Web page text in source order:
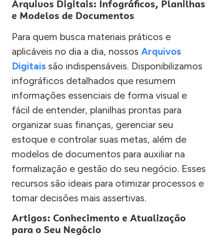
Arquivos Digitais: Infográficos, Planilhas
e Modelos de Documentos
Para quem busca materiais práticos e
aplicáveis no dia a dia, nossos Arquivos
Digitais são indispensáveis. Disponibilizamos
infográficos detalhados que resumem
informações essenciais de forma visual e
fácil de entender, planilhas prontas para
organizar suas finanças, gerenciar seu
estoque e controlar suas metas, além de
modelos de documentos para auxiliar na
formalização e gestão do seu negócio. Esses
recursos são ideais para otimizar processos e
tomar decisões mais assertivas.
Artigos: Conhecimento e Atualização
para o Seu Negócio